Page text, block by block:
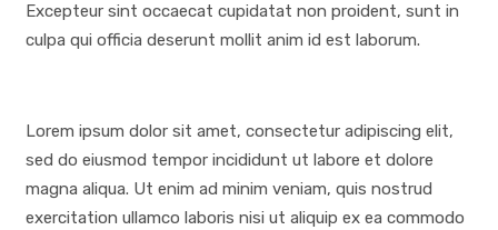
Excepteur sint occaecat cupidatat non proident, sunt in
culpa qui officia deserunt mollit anim id est laborum.
Lorem ipsum dolor sit amet, consectetur adipiscing elit,
sed do eiusmod tempor incididunt ut labore et dolore
magna aliqua. Ut enim ad minim veniam, quis nostrud
exercitation ullamco laboris nisi ut aliquip ex ea commodo